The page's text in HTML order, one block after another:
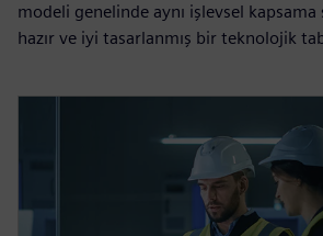
modeli genelinde aynı işlevsel kapsama
hazır ve iyi tasarlanmış bir teknolojik